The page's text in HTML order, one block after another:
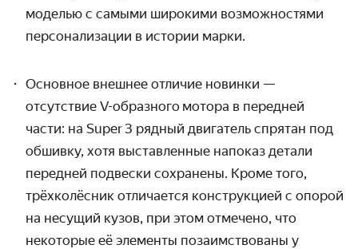
моделью с самыми широкими возможностями
персонализации в истории марки.
Основное внешнее отличие новинки —
отсутствие V-образного мотора в передней
части: на Super 3 рядный двигатель спрятан под
обшивку, хотя выставленные напоказ детали
передней подвески сохранены. Кроме того,
трёхколёсник отличается конструкцией с опорой
на несущий кузов, при этом отмечено, что
некоторые её элементы позаимствованы у